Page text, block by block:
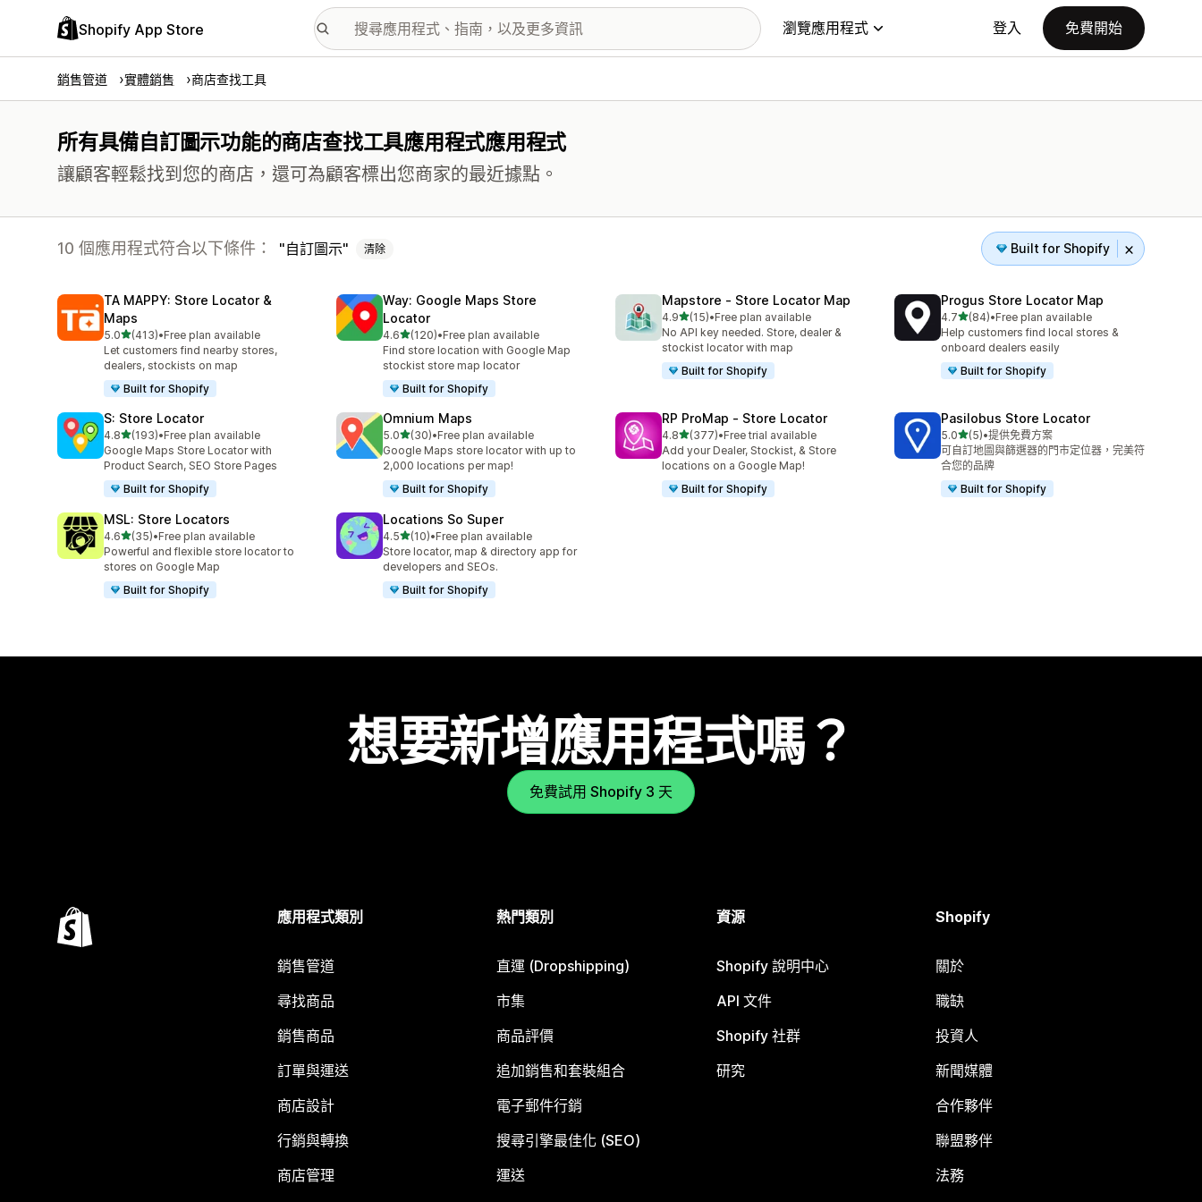
Shopify App Store 瀏覽應用程式 登入 免費開始
銷售管道 實體銷售 商店查找工具
所有具備自訂圖示功能的商店查找工具應用程式應用程式
讓顧客輕鬆找到您的商店，還可為顧客標出您商家的最近據點。
10 個應用程式符合以下條件： 自訂圖示 清除 Built for Shopify
TA MAPPY: Store Locator &
Maps
5.0滿分 5 顆星
(413)
共有 413 則評價
•Free plan available
Let customers find nearby stores,
dealers, stockists on map
Built for Shopify
Way: Google Maps Store
Locator
4.6滿分 5 顆星
(120)
共有 120 則評價
•Free plan available
Find store location with Google Map
stockist store map locator
Built for Shopify
Mapstore ‑ Store Locator Map
4.9滿分 5 顆星
(15)
共有 15 則評價
•Free plan available
No API key needed. Store, dealer &
stockist locator with map
Built for Shopify
Progus Store Locator Map
4.7滿分 5 顆星
(84)
共有 84 則評價
•Free plan available
Help customers find local stores &
onboard dealers easily
Built for Shopify
S: Store Locator
4.8滿分 5 顆星
(193)
共有 193 則評價
•Free plan available
Google Maps Store Locator with
Product Search, SEO Store Pages
Built for Shopify
Omnium Maps
5.0滿分 5 顆星
(30)
共有 30 則評價
•Free plan available
Google Maps store locator with up to
2,000 locations per map!
Built for Shopify
RP ProMap ‑ Store Locator
4.8滿分 5 顆星
(377)
共有 377 則評價
•Free trial available
Add your Dealer, Stockist, & Store
locations on a Google Map!
Built for Shopify
Pasilobus Store Locator
5.0滿分 5 顆星
(5)
共有 5 則評價
•提供免費方案
可自訂地圖與篩選器的門市定位器，完美符
合您的品牌
Built for Shopify
MSL: Store Locators
4.6滿分 5 顆星
(35)
共有 35 則評價
•Free plan available
Powerful and flexible store locator to
stores on Google Map
Built for Shopify
Locations So Super
4.5滿分 5 顆星
(10)
共有 10 則評價
•Free plan available
Store locator, map & directory app for
developers and SEOs.
Built for Shopify
想要新增應用程式嗎？
免費試用 Shopify 3 天
應用程式類別
銷售管道
尋找商品
銷售商品
訂單與運送
商店設計
行銷與轉換
商店管理
熱門類別
直運 (Dropshipping)
市集
商品評價
追加銷售和套裝組合
電子郵件行銷
搜尋引擎最佳化 (SEO)
運送
資源
Shopify 說明中心
API 文件
Shopify 社群
研究
Shopify
關於
職缺
投資人
新聞媒體
合作夥伴
聯盟夥伴
法務